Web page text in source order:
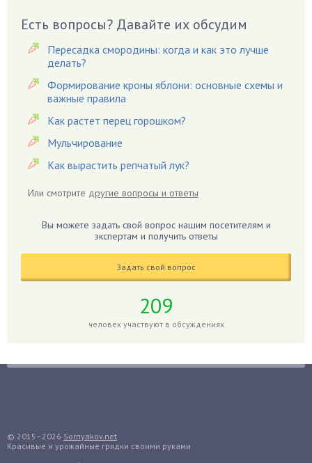
Вредители
Гацания
Гвоздики
Герань
Гиацинт
Гибискус
Гладиолусы
Грибы
Гуава
Есть вопросы? Давайте их обсудим
Пересадка смородины: когда и как это лучше
делать?
Формирование кроны яблони: основные схемы и
важные правила
Как растет перец горошком?
Мульчирование
Как вырастить репчатый лук?
Или смотрите другие вопросы и ответы
Вы можете задать свой вопрос нашим посетителям и
экспертам и получить ответы
Задать свой вопрос
209
человек участвуют в обсуждениях
© 2015–2026 Sornyakov.net
Красивые и урожайные грядки своими руками